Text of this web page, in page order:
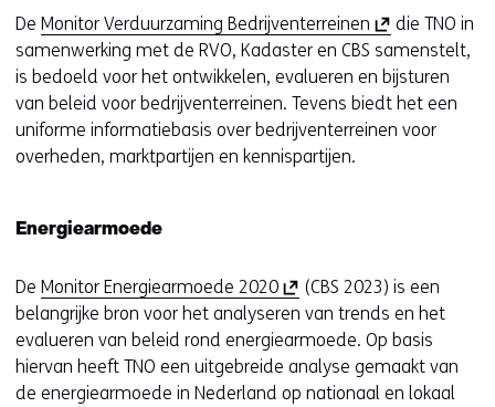
n
d
e
e
s
e
a
n
d
t
s
t
e
r
)
De Monitor Verduurzaming Bedrijventerreinen (
o
p
e
n
e
u
w
v
e
die TNO in
samenwerking met de RVO, Kadaster en CBS samenstelt,
is bedoeld voor het ontwikkelen, evalueren en bijsturen
van beleid voor bedrijventerreinen. Tevens biedt het een
uniforme informatiebasis over bedrijventerreinen voor
overheden, marktpartijen en kennispartijen.
Energiearmoede
De Monitor Energiearmoede 2020(
o
p
e
n
(CBS 2023) is een
belangrijke bron voor het analyseren van trends en het
evalueren van beleid rond energiearmoede. Op basis
hiervan heeft TNO een uitgebreide analyse gemaakt van
de energiearmoede in Nederland op nationaal en lokaal